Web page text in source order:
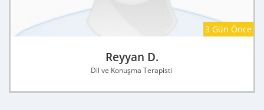
3 Gün Önce
Reyyan D.
Dil ve Konuşma Terapisti